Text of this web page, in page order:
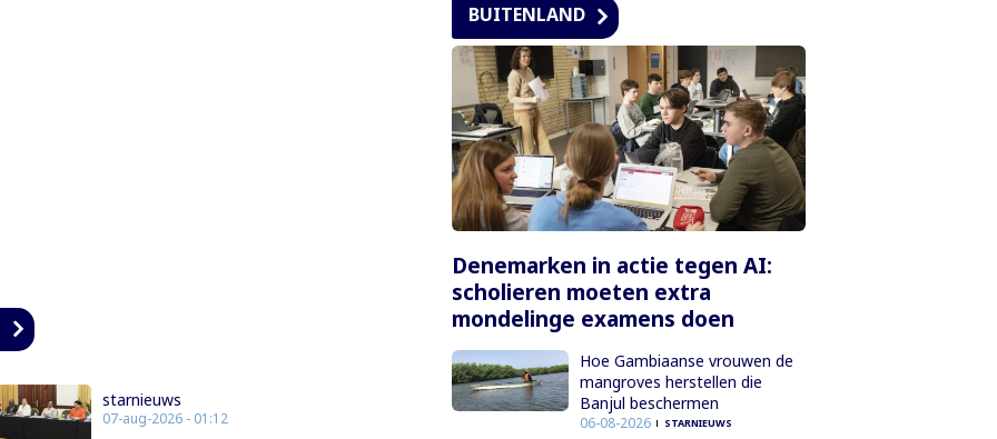
starnieuws
07-aug-2026 - 01:12
BUITENLAND
Denemarken in actie tegen AI:
scholieren moeten extra
mondelinge examens doen
Hoe Gambiaanse vrouwen de
mangroves herstellen die
Banjul beschermen
06-08-2026 STARNIEUWS